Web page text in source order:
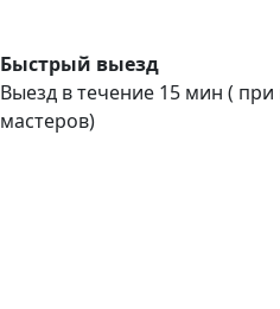
Быстрый выезд
Выезд в течение 15 мин (
мастеров)